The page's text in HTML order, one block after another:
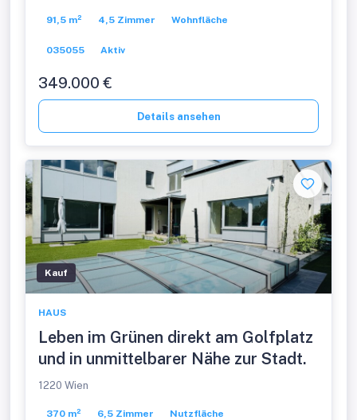
91,5 m² 4,5 Zimmer Wohnfläche
035055 Aktiv
349.000 €
Details ansehen
Kauf
HAUS
Leben im Grünen direkt am Golfplatz
und in unmittelbarer Nähe zur Stadt.
1220 Wien
370 m² 6,5 Zimmer Nutzfläche